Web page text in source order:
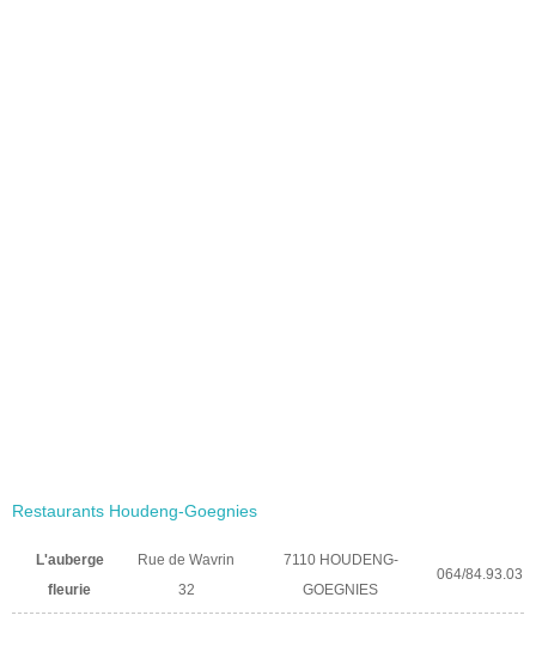
Restaurants Houdeng-Goegnies
L'auberge
fleurie
Rue de Wavrin
32
7110 HOUDENG-
GOEGNIES
064/84.93.03